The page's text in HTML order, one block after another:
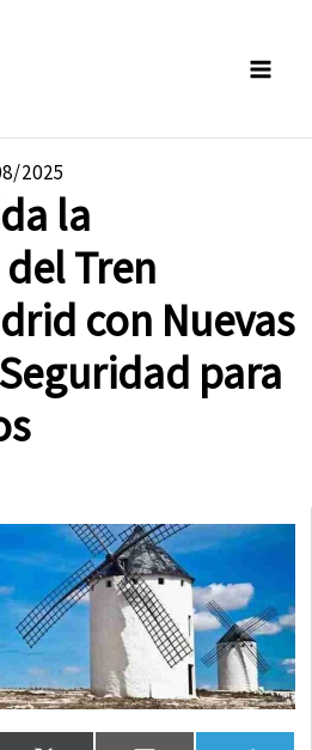
2025
la
Tren
con Nuevas
para